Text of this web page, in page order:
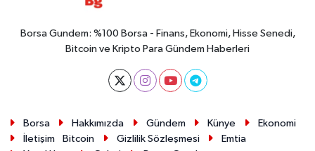
Borsa Gundem: %100 Borsa - Finans, Ekonomi, Hisse Senedi,
Bitcoin ve Kripto Para Gündem Haberleri
Borsa Hakkımızda Gündem Künye
Ekonomi
İletişim
Bitcoin Gizlilik Sözleşmesi
Emtia